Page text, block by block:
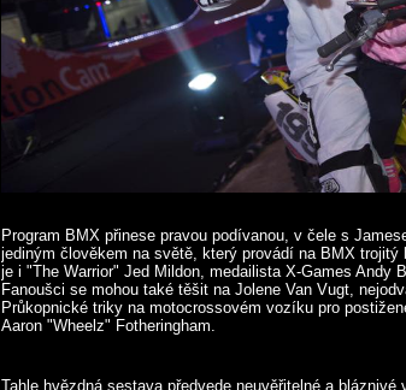
Program BMX přinese pravou podívanou, v čele s
jediným člověkem na světě, který provádí na BMX
je i "The Warrior" Jed Mildon, medailista X-Games Andy
Fanoušci se mohou také těšit na Jolene Van Vugt,
Průkopnické triky na motocrossovém vozíku pro
Aaron "Wheelz" Fotheringham.
Tahle hvězdná sestava předvede neuvěřitelné a bláznivé